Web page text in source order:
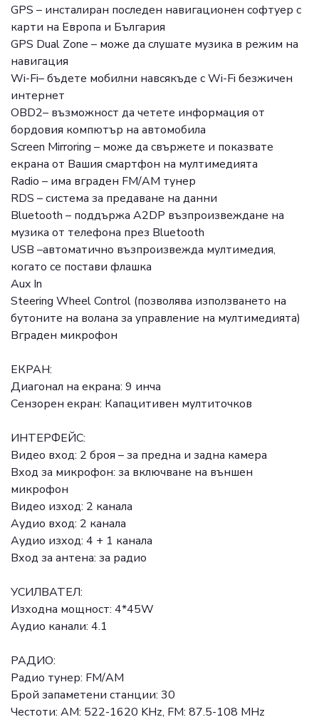
GPS – инсталиран последен навигационен софтуер с
карти на Европа и България
GPS Dual Zone – може да слушате музика в режим на
навигация
Wi-Fi– бъдете мобилни навсякъде с Wi-Fi безжичен
интернет
OBD2– възможност да четете информация от
бордовия компютър на автомобила
Screen Mirroring – може да свържете и показвате
екрана от Вашия смартфон на мултимедията
Radio – има вграден FM/AM тунер
RDS – система за предаване на данни
Bluetooth – поддържа A2DP възпроизвеждане на
музика от телефона през Bluetooth
USB –автоматично възпроизвежда мултимедия,
когато се постави флашка
Aux In
Steering Wheel Control (позволява използването на
бутоните на волана за управление на мултимедията)
Вграден микрофон
ЕКРАН:
Диагонал на екрана: 9 инча
Сензорен екран: Капацитивен мултиточков
ИНТЕРФЕЙС:
Видео вход: 2 броя – за предна и задна камера
Вход за микрофон: за включване на външен
микрофон
Видео изход: 2 канала
Аудио вход: 2 канала
Аудио изход: 4 + 1 канала
Вход за антена: за радио
УСИЛВАТЕЛ:
Изходна мощност: 4*45W
Аудио канали: 4.1
РАДИО:
Радио тунер: FM/AM
Брой запаметени станции: 30
Честоти: AM: 522-1620 KHz, FM: 87.5-108 MHz